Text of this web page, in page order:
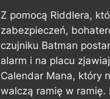
Z pomocą Riddlera,
zabezpieczeń,
czujniku Batman
alarm i na placu
Calendar Mana, który
walczą ramię w